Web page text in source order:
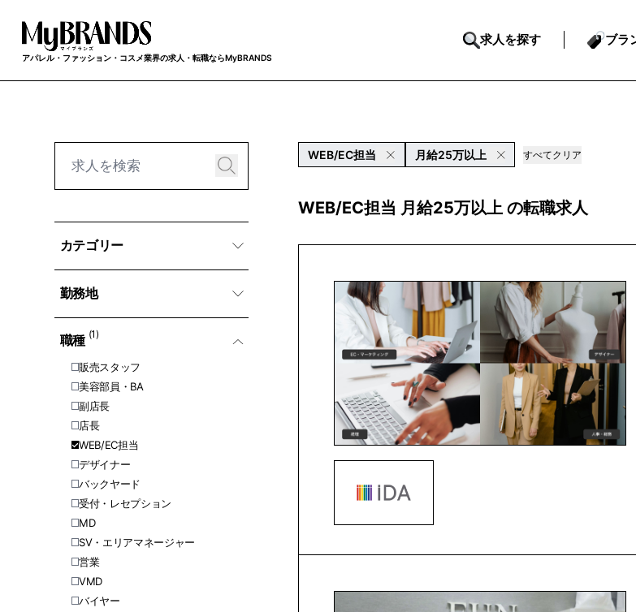
アパレル・ファッション・コスメ業界の求人・転職ならMyBRANDS
求人を探す ブラ
カテゴリー
勤務地
職種 (1)
販売スタッフ
美容部員・BA
副店長
店長
WEB/EC担当
デザイナー
バックヤード
受付・レセプション
MD
SV・エリアマネージャー
営業
VMD
バイヤー
WEB/EC担当 月給25万以上 すべてクリア
WEB/EC担当 月給25万以上 の転職求人